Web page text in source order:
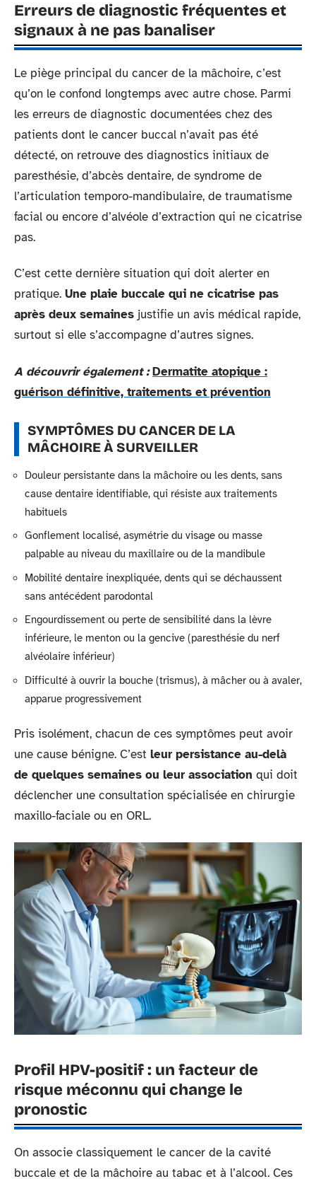
Erreurs de diagnostic fréquentes et
signaux à ne pas banaliser
Le piège principal du cancer de la mâchoire, c’est
qu’on le confond longtemps avec autre chose. Parmi
les erreurs de diagnostic documentées chez des
patients dont le cancer buccal n’avait pas été
détecté, on retrouve des diagnostics initiaux de
paresthésie, d’abcès dentaire, de syndrome de
l’articulation temporo-mandibulaire, de traumatisme
facial ou encore d’alvéole d’extraction qui ne cicatrise
pas.
C’est cette dernière situation qui doit alerter en
pratique. Une plaie buccale qui ne cicatrise pas
après deux semaines justifie un avis médical rapide,
surtout si elle s’accompagne d’autres signes.
A découvrir également : Dermatite atopique :
guérison définitive, traitements et prévention
SYMPTÔMES DU CANCER DE LA
MÂCHOIRE À SURVEILLER
Douleur persistante dans la mâchoire ou les dents, sans
cause dentaire identifiable, qui résiste aux traitements
habituels
Gonflement localisé, asymétrie du visage ou masse
palpable au niveau du maxillaire ou de la mandibule
Mobilité dentaire inexpliquée, dents qui se déchaussent
sans antécédent parodontal
Engourdissement ou perte de sensibilité dans la lèvre
inférieure, le menton ou la gencive (paresthésie du nerf
alvéolaire inférieur)
Difficulté à ouvrir la bouche (trismus), à mâcher ou à avaler,
apparue progressivement
Pris isolément, chacun de ces symptômes peut avoir
une cause bénigne. C’est leur persistance au-delà
de quelques semaines ou leur association qui doit
déclencher une consultation spécialisée en chirurgie
maxillo-faciale ou en ORL.
Profil HPV-positif : un facteur de
risque méconnu qui change le
pronostic
On associe classiquement le cancer de la cavité
buccale et de la mâchoire au tabac et à l’alcool. Ces